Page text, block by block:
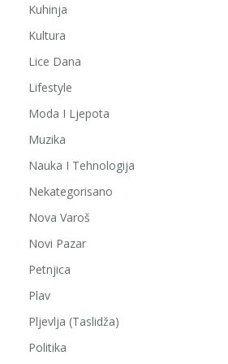
Kuhinja
Kultura
Lice Dana
Lifestyle
Moda I Ljepota
Muzika
Nauka I Tehnologija
Nekategorisano
Nova Varoš
Novi Pazar
Petnjica
Plav
Pljevlja (Taslidža)
Politika